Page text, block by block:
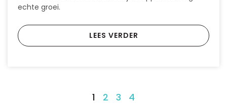
echte groei.
LEES VERDER
1 2 3 4